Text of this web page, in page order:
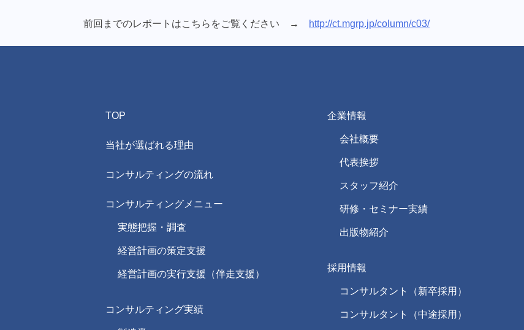
前回までのレポートはこちらをご覧ください → http://ct.mgrp.jp/column/c03/
TOP
当社が選ばれる理由
コンサルティングの流れ
コンサルティングメニュー
実態把握・調査
経営計画の策定支援
経営計画の実行支援（伴走支援）
コンサルティング実績
企業情報
会社概要
代表挨拶
スタッフ紹介
研修・セミナー実績
出版物紹介
採用情報
コンサルタント（新卒採用）
コンサルタント（中途採用）